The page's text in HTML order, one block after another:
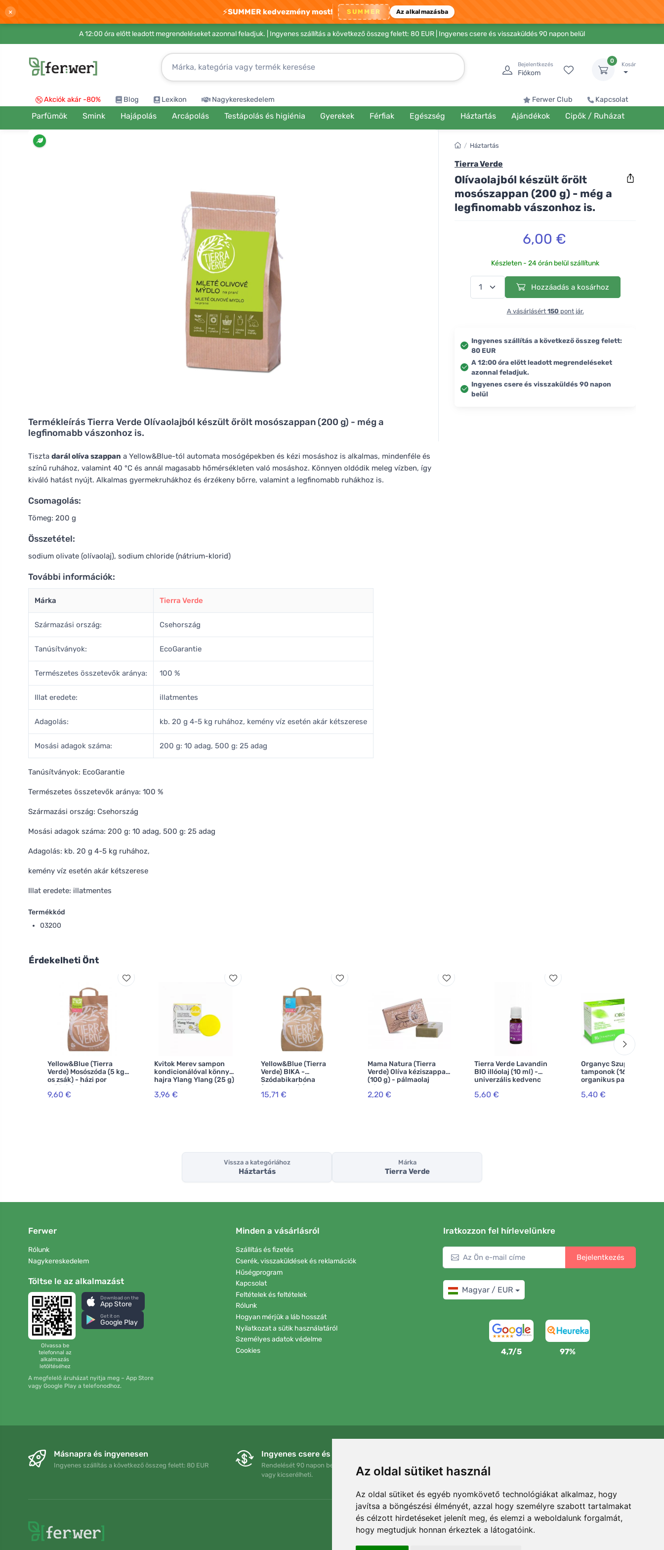
Az oldal sütiket használ
Az oldal sütiket és egyéb nyomkövető technológiákat alkalmaz, hogy
javítsa a böngészési élményét, azzal hogy személyre szabott tartalmakat
és célzott hirdetéseket jelenít meg, és elemzi a weboldalunk forgalmát,
hogy megtudjuk honnan érkeztek a látogatóink.
× ⚡SUMMER kedvezmény most! SUMMER Az alkalmazásba
A 12:00 óra előtt leadott megrendeléseket azonnal feladjuk. | Ingyenes szállítás a következő összeg felett: 80 EUR | Ingyenes csere és visszaküldés 90 napon belül
Bejelentkezés
Fiókom
0
Kosár
Akciók akár -80% Blog Lexikon Nagykereskedelem Ferwer Club Kapcsolat
Parfümök Smink Hajápolás Arcápolás Testápolás és higiénia Gyerekek Férfiak Egészség Háztartás Ajándékok Cipők / Ruházat
Termékleírás Tierra Verde Olívaolajból készült őrölt mosószappan (200 g) - még a
legfinomabb vászonhoz is.
Tiszta darál olíva szappan a Yellow&Blue-tól automata mosógépekben és kézi mosáshoz is alkalmas, mindenféle és
színű ruhához, valamint 40 °C és annál magasabb hőmérsékleten való mosáshoz. Könnyen oldódik meleg vízben, így
kiváló hatást nyújt. Alkalmas gyermekruhákhoz és érzékeny bőrre, valamint a legfinomabb ruhákhoz is.
Csomagolás:
Tömeg: 200 g
Összetétel:
sodium olivate (olívaolaj), sodium chloride (nátrium-klorid)
További információk:
Márka Tierra Verde
Származási ország: Csehország
Tanúsítványok: EcoGarantie
Természetes összetevők aránya: 100 %
Illat eredete: illatmentes
Adagolás: kb. 20 g 4-5 kg ruhához, kemény víz esetén akár kétszerese
Mosási adagok száma: 200 g: 10 adag, 500 g: 25 adag
Tanúsítványok: EcoGarantie
Természetes összetevők aránya: 100 %
Származási ország: Csehország
Mosási adagok száma: 200 g: 10 adag, 500 g: 25 adag
Adagolás: kb. 20 g 4-5 kg ruhához,
kemény víz esetén akár kétszerese
Illat eredete: illatmentes
Termékkód
03200
/ Háztartás
Tierra Verde
Olívaolajból készült őrölt
mosószappan (200 g) - még a
legfinomabb vászonhoz is.
6,00 €
Készleten - 24 órán belül szállítunk
Hozzáadás a kosárhoz
A vásárlásért 150pont jár.
Ingyenes szállítás a következő összeg felett:
80 EUR
A 12:00 óra előtt leadott megrendeléseket
azonnal feladjuk.
Ingyenes csere és visszaküldés 90 napon
belül
Érdekelheti Önt
Yellow&Blue (Tierra
Verde) Mosószóda (5 kg-
os zsák) - házi por
előállításához
9,60 €
Kvitok Merev sampon
kondicionálóval könnyű
hajra Ylang Ylang (25 g)
- gyönyörűen habzik
3,96 €
Yellow&Blue (Tierra
Verde) BIKA -
Szódabikarbóna
(Bikarbona) (5 kg-os
zsák)
15,71 €
Mama Natura (Tierra
Verde) Olíva kéziszappan
(100 g) - pálmaolaj
nélkül
2,20 €
Tierra Verde Lavandin
BIO illóolaj (10 ml) -
univerzális kedvenc
5,60 €
Organyc Szuper
tamponok (16 db) - 100%
organikus pamut, 3
5,40 €
Vissza a kategóriához
Háztartás
Márka
Tierra Verde
Ferwer
Rólunk
Nagykereskedelem
Töltse le az alkalmazást
Olvassa be
telefonnal az
alkalmazás
letöltéséhez
Download on the
App Store
Get it on
Google Play
A megfelelő áruházat nyitja meg – App Store
vagy Google Play a telefonodhoz.
Minden a vásárlásról
Szállítás és fizetés
Cserék, visszaküldések és reklamációk
Hűségprogram
Kapcsolat
Feltételek és feltételek
Rólunk
Hogyan mérjük a láb hosszát
Nyilatkozat a sütik használatáról
Személyes adatok védelme
Cookies
Iratkozzon fel hírlevelünkre
Bejelentkezés
Magyar / EUR
4,7/5 97%
Másnapra és ingyenesen
Ingyenes szállítás a következő összeg felett: 80 EUR
Ingyenes csere és visszaküldés
Rendelését 90 napon belül bármikor visszaküldheti
vagy kicserélheti.
Minden megrendelésért ültetünk egy fát! Bővebben
Rólunk.